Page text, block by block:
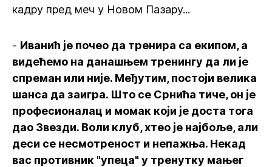
кадру пред меч у Новом Пазару...
- Иванић је почео да тренира са екипом, а
видећемо на данашњем тренингу да ли је
спреман или није. Међутим, постоји велика
шанса да заигра. Што се Срнића тиче, он је
професионалац и момак који је доста тога
дао Звезди. Воли клуб, хтео је најбоље, али
деси се несмотреност и непажња. Некад
вас противник "упеца" у тренутку мањег